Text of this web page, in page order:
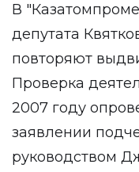
В
депутата
повторяют
Проверка
2007 году
заявлении
руководством